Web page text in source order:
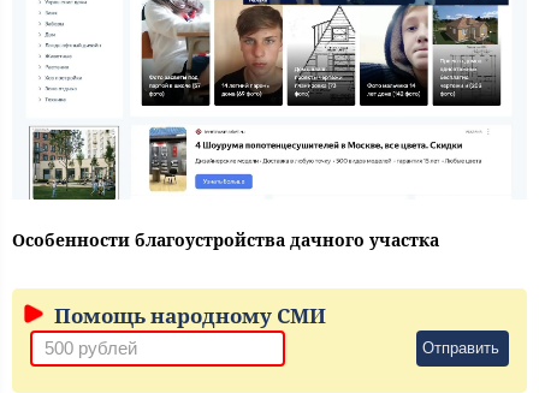
Особенности благоустройства дачного участка
Помощь народному СМИ
Отправить